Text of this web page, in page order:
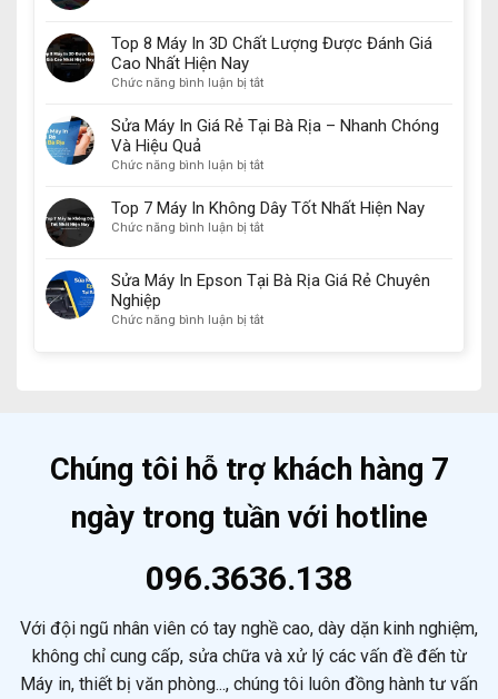
Chính
Phổ
Nhất
Hiện
In
Cần
Ý
Điều
Top 8 Máy In 3D Chất Lượng Được Đánh Giá
Cao Nhất Hiện Nay
Chức năng bình luận bị tắtở
8
Máy
Lượng
Được
Giá
Cao
Hiện
Sửa Máy In Giá Rẻ Tại Bà Rịa – Nhanh Chóng
Và Hiệu Quả
Chức năng bình luận bị tắtở
Máy
Tại
Rịa
Top 7 Máy In Không Dây Tốt Nhất Hiện Nay
Chức năng bình luận bị tắtở
Máy
Không
Sửa Máy In Epson Tại Bà Rịa Giá Rẻ Chuyên
Nghiệp
Chức năng bình luận bị tắtở
Giá
Chuyên
Nghiệp
Chúng tôi hỗ trợ khách hàng 7
ngày trong tuần với hotline
096.3636.138
Với đội ngũ nhân viên có tay nghề cao, dày dặn kinh nghiệm,
không chỉ cung cấp, sửa chữa và xử lý các vấn đề đến từ
Máy in, thiết bị văn phòng..., chúng tôi luôn đồng hành tư vấn